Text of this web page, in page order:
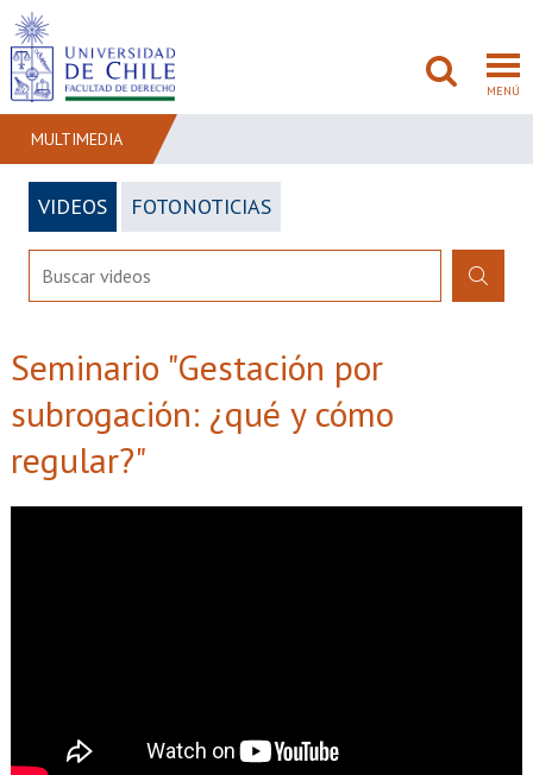
MENÚ
FACULTAD
ADMISIÓN
INVESTIGACIÓN
MULTIMEDIA
VIDEOS FOTONOTICIAS
Seminario "Gestación por
subrogación: ¿qué y cómo
regular?"